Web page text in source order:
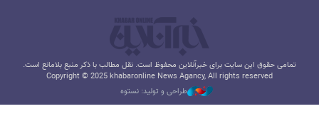
تمامی حقوق این سایت برای خبرآنلاین محفوظ است. نقل مطالب با ذکر منبع بلامانع است.
Copyright © 2025 khabaronline News Agancy, All rights reserved
طراحی و تولید: نستوه